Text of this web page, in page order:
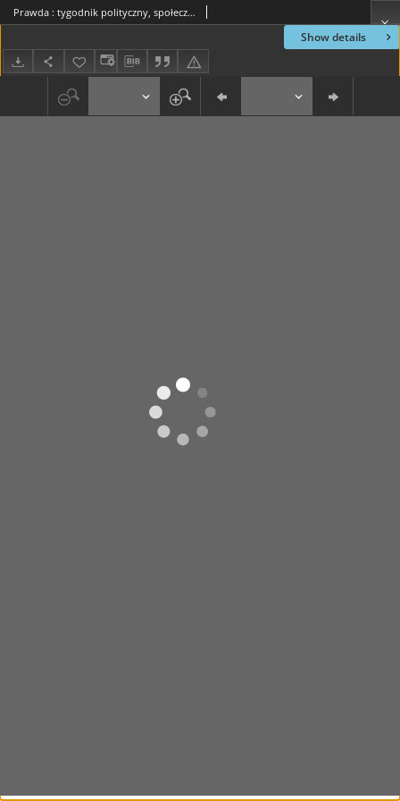
Show details
Prawda : tygodnik polityczny, społeczny i literacki, 1897, R. 17, nr 51